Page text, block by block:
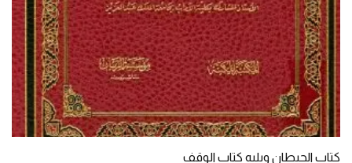
كتاب الحيطان ويليه كتاب الوقف